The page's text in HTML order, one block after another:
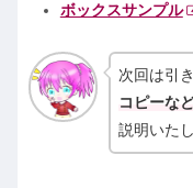
ボックスサンプル
次回は引
コピーな
説明いた